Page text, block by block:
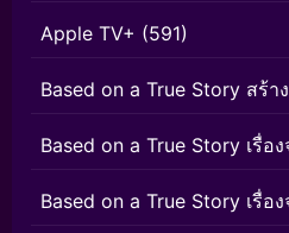
Apple TV+ (591)
Based on a True Story สร้า
Based on a True Story เรื่อง
Based on a True Story เรื่อง